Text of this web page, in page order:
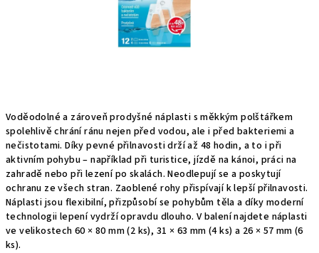
Voděodolné a zároveň prodyšné náplasti s měkkým polštářkem
spolehlivě chrání ránu nejen před vodou, ale i před bakteriemi a
nečistotami. Díky pevné přilnavosti drží až 48 hodin, a to i při
aktivním pohybu – například při turistice, jízdě na kánoi, práci na
zahradě nebo při lezení po skalách. Neodlepují se a poskytují
ochranu ze všech stran. Zaoblené rohy přispívají k lepší přilnavosti.
Náplasti jsou flexibilní, přizpůsobí se pohybům těla a díky moderní
technologii lepení vydrží opravdu dlouho. V balení najdete náplasti
ve velikostech 60 × 80 mm (2 ks), 31 × 63 mm (4 ks) a 26 × 57 mm (6
ks).